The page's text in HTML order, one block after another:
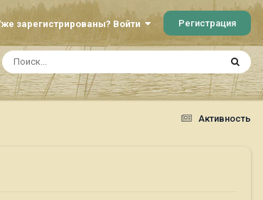
зарегистрированы? Войти Регистрация
Активность